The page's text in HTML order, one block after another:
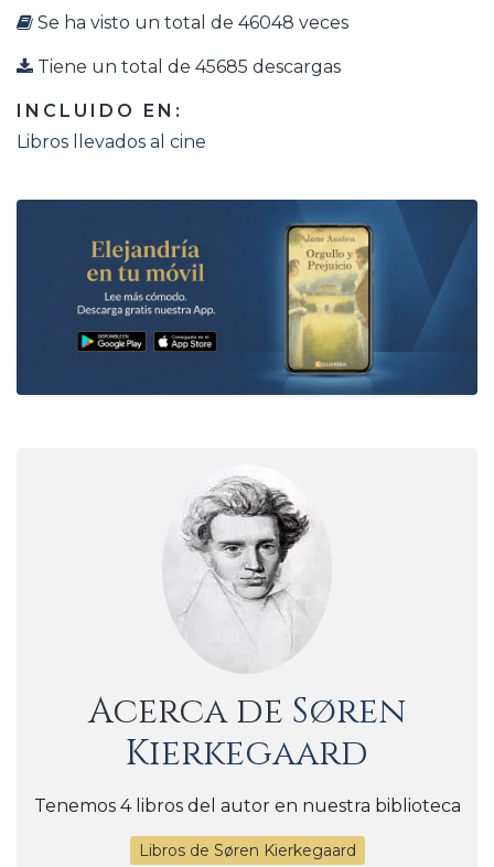
Se ha visto un total de 46048 veces
Tiene un total de 45685 descargas
INCLUIDO EN:
Libros llevados al cine
Acerca de Søren
Kierkegaard
Tenemos 4 libros del autor en nuestra biblioteca
Libros de Søren Kierkegaard